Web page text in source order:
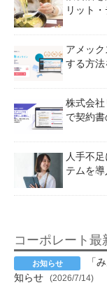
リット
アメッ
する方
株式会社
で契約
人手不
テムを
コーポレート最
「
知らせ
(2026/7/14)